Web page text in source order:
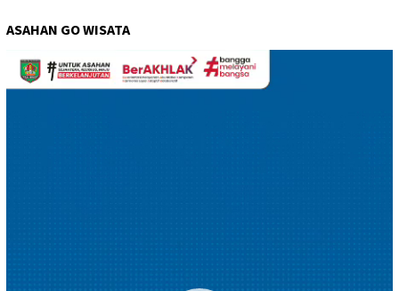
ASAHAN GO WISATA
Pemutar
Video